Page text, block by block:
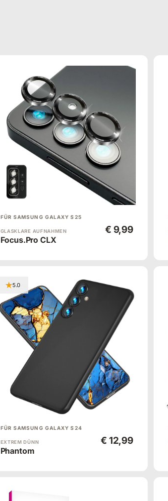
FÜR SAMSUNG GALAXY S25
GLASKLARE AUFNAHMEN
Focus.Pro CLX
€ 9,99
5.0
FÜR SAMSUNG GALAXY S24
EXTREM DÜNN
Phantom
€ 12,99